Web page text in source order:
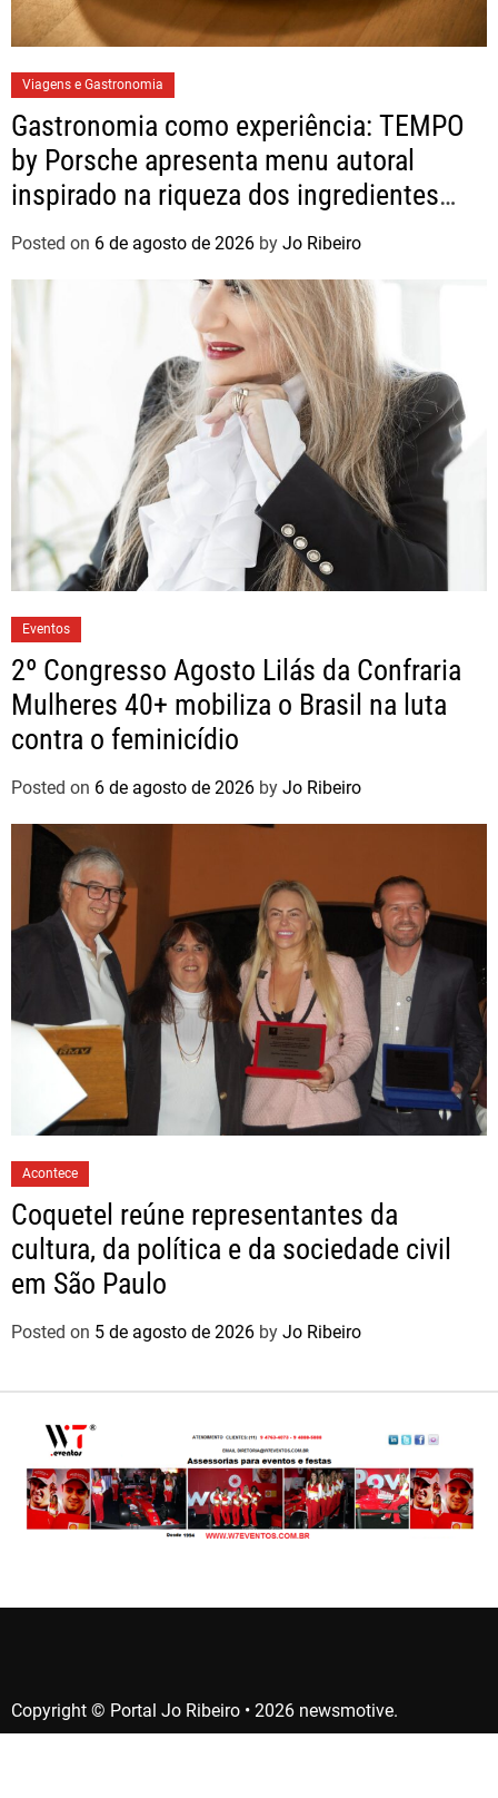
Viagens e Gastronomia
Gastronomia como experiência: TEMPO
by Porsche apresenta menu autoral
inspirado na riqueza dos ingredientes
brasileiros
Posted on 6 de agosto de 2026 by Jo Ribeiro
Eventos
2º Congresso Agosto Lilás da Confraria
Mulheres 40+ mobiliza o Brasil na luta
contra o feminicídio
Posted on 6 de agosto de 2026 by Jo Ribeiro
Acontece
Coquetel reúne representantes da
cultura, da política e da sociedade civil
em São Paulo
Posted on 5 de agosto de 2026 by Jo Ribeiro
Copyright © Portal Jo Ribeiro • 2026 newsmotive.